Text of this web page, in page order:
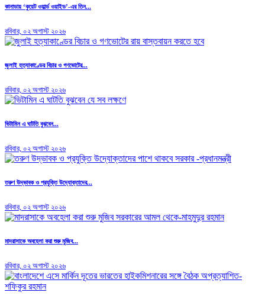
কানাডায় ‘কুয়েট ওয়ার্ল্ড ওয়াইড’-এর তিন...
রবিবার, ০২ অগাস্ট ২০২৬
জুলাই হত্যাকাণ্ডের বিচার ও গণভোটের...
রবিবার, ০২ অগাস্ট ২০২৬
ভিটামিন এ ঘাটতি বুঝবেন...
রবিবার, ০২ অগাস্ট ২০২৬
তরুণ উদ্ভাবক ও প্রযুক্তি উদ্যোক্তাদের...
রবিবার, ০২ অগাস্ট ২০২৬
মাদরাসাকে অবহেলা করা শুরু মুজিব...
রবিবার, ০২ অগাস্ট ২০২৬